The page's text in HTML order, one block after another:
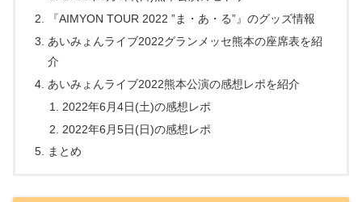
『AIMYON TOUR 2022 ”ま・あ・る”』のグッズ情報
あいみょんライブ2022グランメッセ熊本の座席表を紹
介
あいみょんライブ2022熊本公演の感想レポを紹介
2022年6月4日(土)の感想レポ
2022年6月5日(日)の感想レポ
まとめ